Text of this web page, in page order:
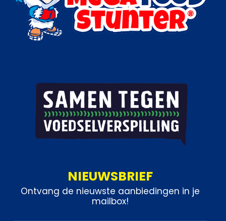
NIEUWSBRIEF
Ontvang de nieuwste aanbiedingen in je
mailbox!